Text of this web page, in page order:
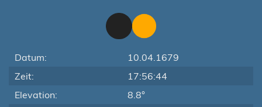
Datum:
10.04.1679
Zeit:
17:56:44
Elevation:
8.8°